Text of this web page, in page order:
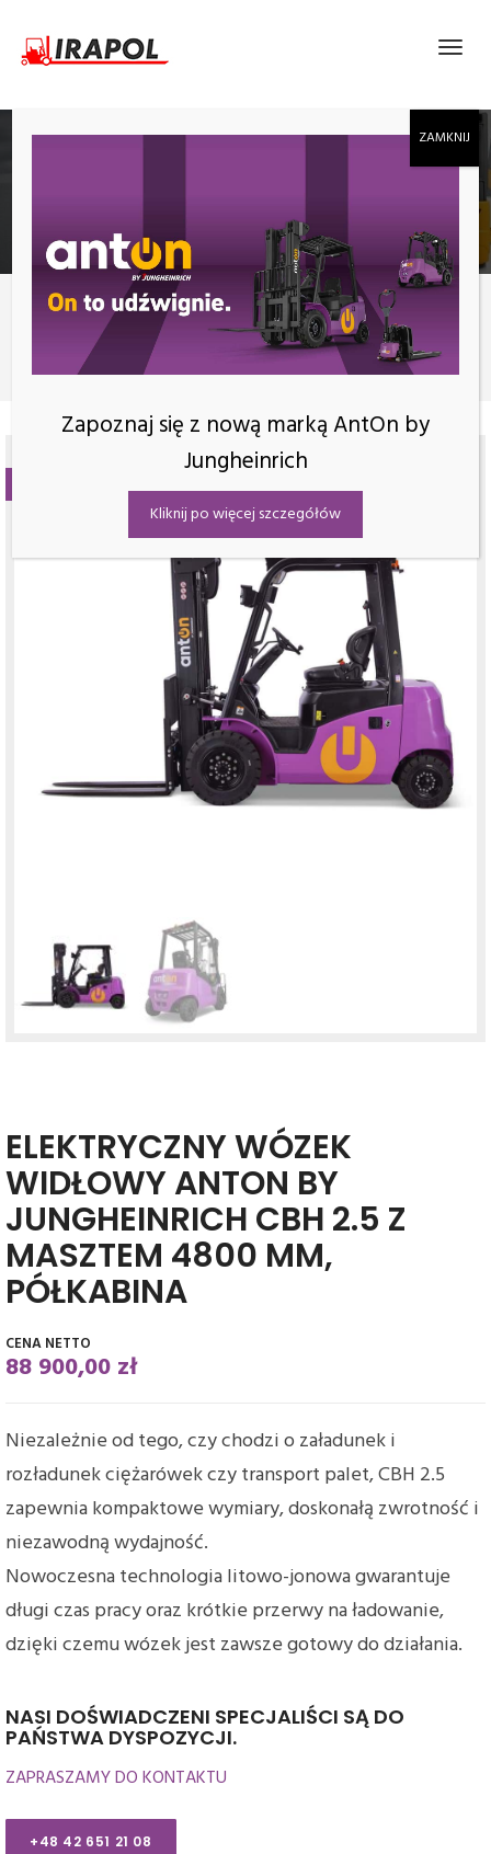
ELEKTRYCZNY WÓZEK WIDŁOWY ANTON BY
Produkty
Elektryczny wózek widłowy AntOn by Jungheinrich CBH 2.5 z
masztem 4800 mm, półkabina
ELEKTRYCZNY WÓZEK
WIDŁOWY ANTON BY
JUNGHEINRICH CBH 2.5 Z
MASZTEM 4800 MM,
PÓŁKABINA
88 900,00 zł
Niezależnie od tego, czy chodzi o załadunek i
rozładunek ciężarówek czy transport palet, CBH 2.5
zapewnia kompaktowe wymiary, doskonałą zwrotność i
niezawodną wydajność.
Nowoczesna technologia litowo-jonowa gwarantuje
długi czas pracy oraz krótkie przerwy na ładowanie,
dzięki czemu wózek jest zawsze gotowy do działania.
NASI DOŚWIADCZENI SPECJALIŚCI SĄ DO
PAŃSTWA DYSPOZYCJI.
ZAPRASZAMY DO KONTAKTU
+48 42 651 21 08
Zapoznaj się z nową marką AntOn by
Jungheinrich
Kliknij po więcej szczegółów